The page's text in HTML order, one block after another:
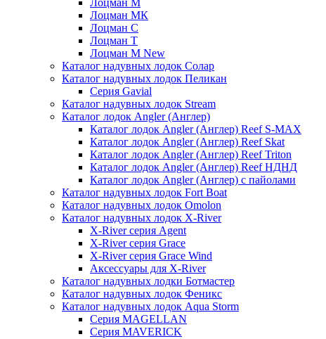
Лоцман М
Лоцман МК
Лоцман С
Лоцман Т
Лоцман М New
Каталог надувных лодок Солар
Каталог надувных лодок Пеликан
Серия Gavial
Каталог надувных лодок Stream
Каталог лодок Angler (Англер)
Каталог лодок Angler (Англер) Reef S-MAX
Каталог лодок Angler (Англер) Reef Skat
Каталог лодок Angler (Англер) Reef Triton
Каталог лодок Angler (Англер) Reef НДНД
Каталог лодок Angler (Англер) с пайолами
Каталог надувных лодок Fort Boat
Каталог надувных лодок Omolon
Каталог надувных лодок X-River
X-River серия Agent
X-River серия Grace
X-River серия Grace Wind
Аксессуары для X-River
Каталог надувных лодки Ботмастер
Каталог надувных лодок Феникc
Каталог надувных лодок Aqua Storm
Серия MAGELLAN
Серия MAVERICK